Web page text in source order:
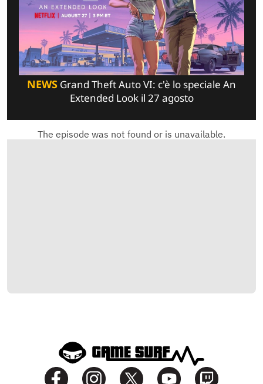
NEWS Grand Theft Auto VI: c'è lo speciale An
Extended Look il 27 agosto